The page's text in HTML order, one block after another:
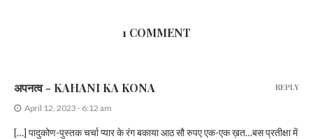
1 COMMENT
अपनत्व - KAHANI KA KONA
April 12, 2023 - 6:12 am
[…] पादुकोण-पुस्तक चर्चा प्यार के रंग बकाया आठ सौ रुपए एक-एक ख़त…बस प्रतीक्षा में
REPLY